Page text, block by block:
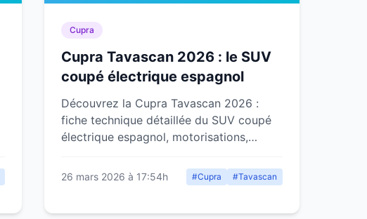
Cupra
Cupra Tavascan 2026 : le SUV
coupé électrique espagnol
Découvrez la Cupra Tavascan 2026 :
fiche technique détaillée du SUV coupé
électrique espagnol, motorisations,
verdict.
26 mars 2026 à 17:54h #Cupra #Tavascan